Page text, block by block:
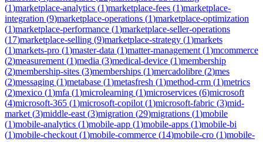
(1)marketplace-analytics (1)marketplace-fees (1)marketplace-
integration (9)marketplace-operations (1)marketplace-optimization
(1)marketplace-performance (1)marketplace-seller-operations
(17)marketplace-selling (9)marketplace-strategy (1)markets
(1)markets-pro (1)master-data (1)matter-management (1)mcommerce
(2)measurement (1)media (3)medical-device (1)membership
(2)membership-sites (3)memberships (1)mercadolibre (2)mes
(2)messaging (1)metabase (1)metasfresh (1)method-crm (1)metrics
(2)mexico (1)mfa (1)microlearning (1)microservices (6)microsoft
(4)microsoft-365 (1)microsoft-copilot (1)microsoft-fabric (3)mid-
market (3)middle-east (3)migration (29)migrations (1)mobile
(1)mobile-analytics (1)mobile-app (1)mobile-apps (1)mobile-bi
(1)mobile-checkout (1)mobile-commerce (14)mobile-cro (1)mobile-